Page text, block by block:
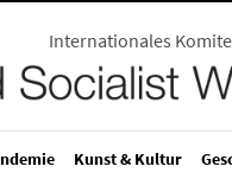
Internationales
Kunst & Kultur